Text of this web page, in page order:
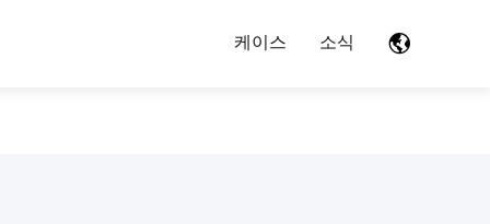
케이스 소식